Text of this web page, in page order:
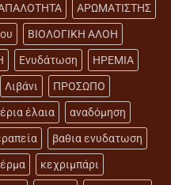
ΑΡΩΜΑΤΙΣΤΗΣ
ΒΙΟΛΟΓΙΚΗ ΑΛΟΗ
Ενυδάτωση ΗΡΕΜΙΑ
Λιβάνι ΠΡΟΣΩΠΟ
έλαια αναδόμηση
βαθια ενυδατωση
κεχριμπάρι